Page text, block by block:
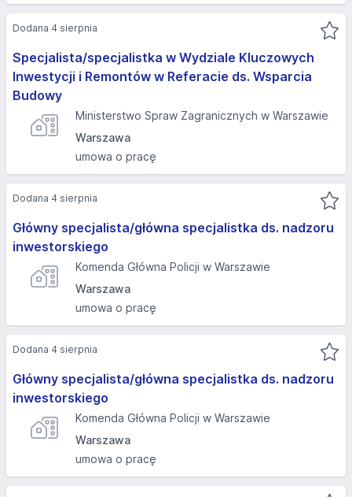
Specjalista/specjalistka w Wydziale Kluczowych
Inwestycji i Remontów w Referacie ds. Wsparcia
Budowy
Ministerstwo Spraw Zagranicznych w Warszawie
Warszawa
umowa o pracę
Dodana 4 sierpnia
Główny specjalista/główna specjalistka ds. nadzoru
inwestorskiego
Komenda Główna Policji w Warszawie
Warszawa
umowa o pracę
Dodana 4 sierpnia
Główny specjalista/główna specjalistka ds. nadzoru
inwestorskiego
Komenda Główna Policji w Warszawie
Warszawa
umowa o pracę
Dodana 4 sierpnia